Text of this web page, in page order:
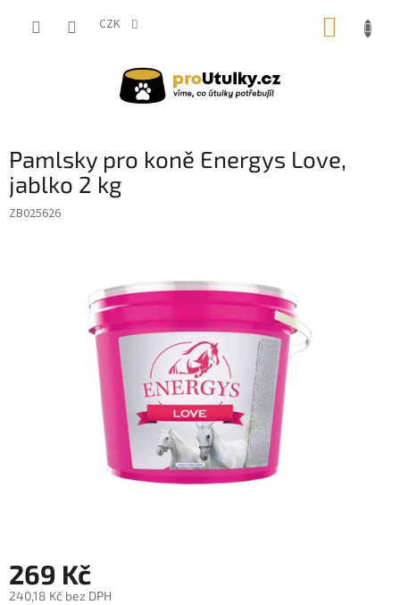
CZK
Pamlsky pro koně Energys Love,
jablko 2 kg
ZB025626
269 Kč
240,18 Kč bez DPH